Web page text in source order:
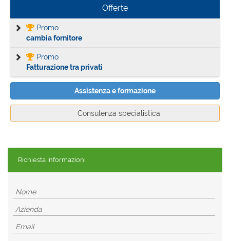
Offerte
Promo
cambia fornitore
Promo
Fatturazione tra privati
Assistenza e formazione
Consulenza specialistica
Richiesta Informazioni